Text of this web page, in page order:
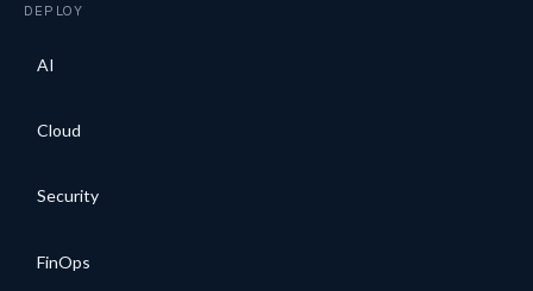
DEPLOY
AI
Cloud
Security
FinOps